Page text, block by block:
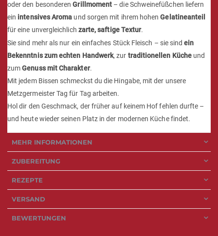
oder den besonderenGrillmoment – die Schweinefüßchen liefern
ein intensives Aroma und sorgen mit ihrem hohenGelatineanteil
für eine unvergleichlich zarte, saftige Textur.
Sie sind mehr als nur ein einfaches Stück Fleisch – sie sindein
Bekenntnis zum echten Handwerk, zur traditionellen Kücheund
zumGenuss mit Charakter.
Mit jedem Bissen schmeckst du die Hingabe, mit der unsere
Metzgermeister Tag für Tag arbeiten.
Hol dir den Geschmack, der früher auf keinem Hof fehlen durfte –
und heute wieder seinen Platz in der modernen Küche findet.
MEHR INFORMATIONEN
ZUBEREITUNG
REZEPTE
VERSAND
BEWERTUNGEN